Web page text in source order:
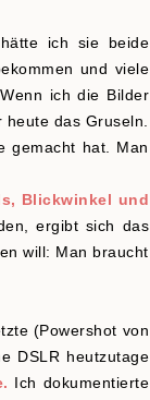
ich sie beide
und viele
ich die Bilder
das Gruseln.
gemacht hat. Man
Blickwinkel und
ergibt sich das
will: Man braucht
(Powershot von
DSLR heutzutage
Ich dokumentierte